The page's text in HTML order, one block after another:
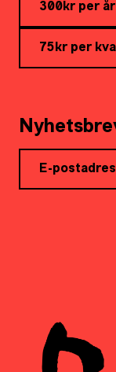
300kr per år
75kr per